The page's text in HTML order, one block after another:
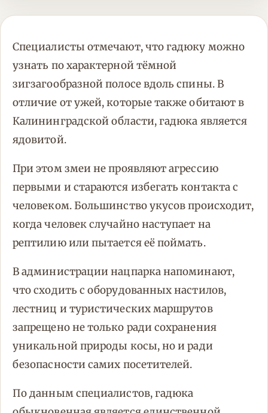
Специалисты отмечают, что гадюку можно
узнать по характерной тёмной
зигзагообразной полосе вдоль спины. В
отличие от ужей, которые также обитают в
Калининградской области, гадюка является
ядовитой.
При этом змеи не проявляют агрессию
первыми и стараются избегать контакта с
человеком. Большинство укусов происходит,
когда человек случайно наступает на
рептилию или пытается её поймать.
В администрации нацпарка напоминают,
что сходить с оборудованных настилов,
лестниц и туристических маршрутов
запрещено не только ради сохранения
уникальной природы косы, но и ради
безопасности самих посетителей.
По данным специалистов, гадюка